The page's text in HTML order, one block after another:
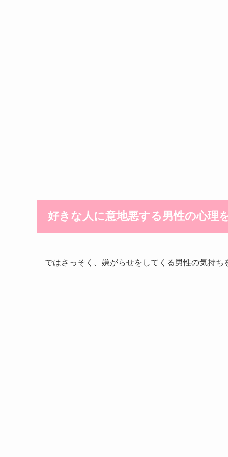
好きな人に意地悪する男性の心理
ではさっそく、嫌がらせをしてくる男性の気持ち